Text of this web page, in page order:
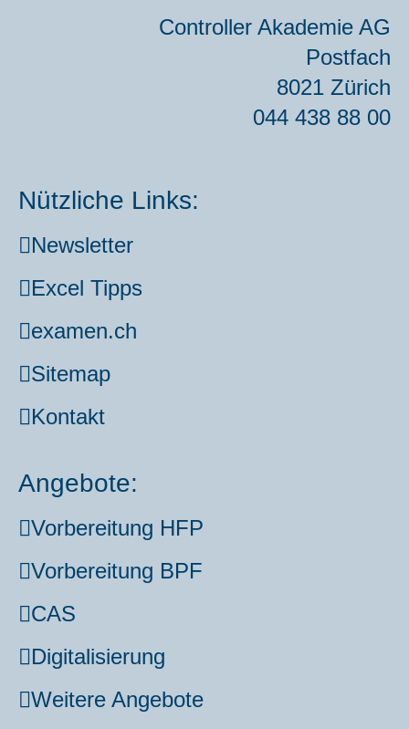
TRÄ­
GE
Con­trol­ler Aka­de­mie AG
Post­fach
8021 Zürich
044 438 88 00
Nützliche Links:
News­let­ter
Excel Tipps
examen.ch
Site­map
Kon­takt
Angebote:
Vor­be­rei­tung HFP
Vor­be­rei­tung BPF
CAS
Digi­ta­li­sie­rung
Wei­te­re Ange­bo­te